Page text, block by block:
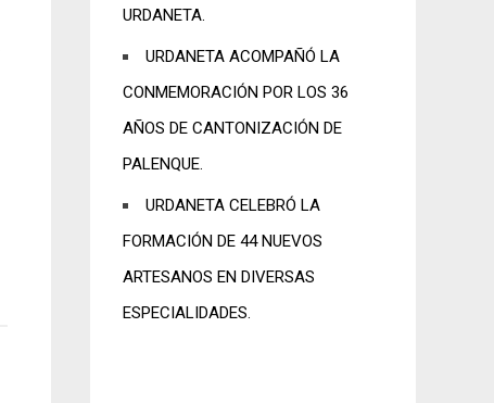
URDANETA.
URDANETA ACOMPAÑÓ LA
CONMEMORACIÓN POR LOS 36
AÑOS DE CANTONIZACIÓN DE
PALENQUE.
URDANETA CELEBRÓ LA
FORMACIÓN DE 44 NUEVOS
ARTESANOS EN DIVERSAS
ESPECIALIDADES.